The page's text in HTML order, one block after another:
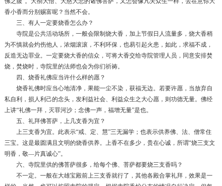
香小香而分别赐富呢？当然不会。
三、有人一定要烧香怎么办？
寺院是公共活动场所，一般会限制烧大香，加上节假日人流量多，烧大香稍
为不慎就会灼伤他人，浓烟滚滚，不利环保，也易引起火患，如此，求福不成，
反造无边罪业。一定要烧大香的信众，可将大香交给寺院管理人员，同意安排焚
烧，焚烧时，寺院里的法师也会为你们祈祷。
四、烧香礼佛应当许什么样的愿？
烧香礼佛时应当心地清净，果能一尘不染，获福无边。若要许愿，当放弃自
私自利，损人利己的念头，发利益社会、利益众生之大心愿，则功德无量。佛经
上讲“礼佛一拜，灭罪河沙；念佛一声，福增无量”是也。
五、礼拜佛菩萨，上几支香为宜？
上三支香为宜。此表示“戒、定、慧”三无漏学；也表示供养佛、法、僧常住
三宝。这是最圆满且文明的烧香供养。上香不在多少，贵在心诚，所谓“烧三支文
明香，敬—片真诚心”。
六、寺院里供的佛菩萨很多，给每个佛、菩萨都要烧三支香吗？
不一定。一般在大雄宝殿前上三支香就行了，其他各殿合掌礼拜，效果是一